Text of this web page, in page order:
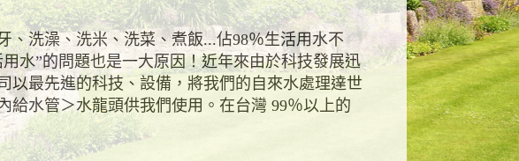
、洗澡、洗米、洗菜、煮飯...佔98％生活用水不
用水”的問題也是一大原因！近年來由於科技發展迅
以最先進的科技、設備，將我們的自來水處理達世
給水管＞水龍頭供我們使用。在台灣 99％以上的